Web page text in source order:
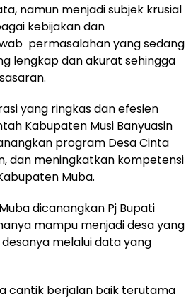
namun menjadi subjek krusial
kebijakan dan
permasalahan yang sedang
lengkap dan akurat sehingga
yang ringkas dan efesien
Kabupaten Musi Banyuasin
program Desa Cinta
dan meningkatkan kompetensi
Muba.
dicanangkan Pj Bupati
mampu menjadi desa yang
melalui data yang
cantik berjalan baik terutama